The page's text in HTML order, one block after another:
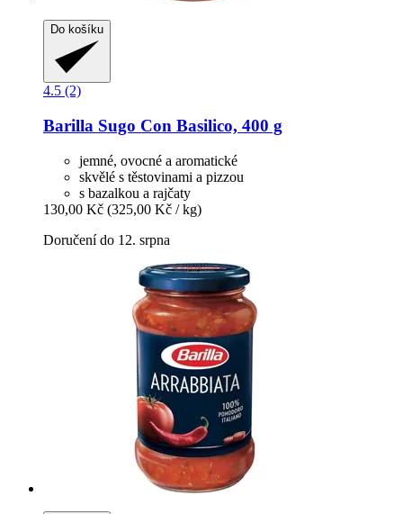
Do košíku
4.5 (2)
Barilla Sugo Con Basilico, 400 g
jemné, ovocné a aromatické
skvělé s těstovinami a pizzou
s bazalkou a rajčaty
130,00 Kč (325,00 Kč / kg)
Doručení do 12. srpna